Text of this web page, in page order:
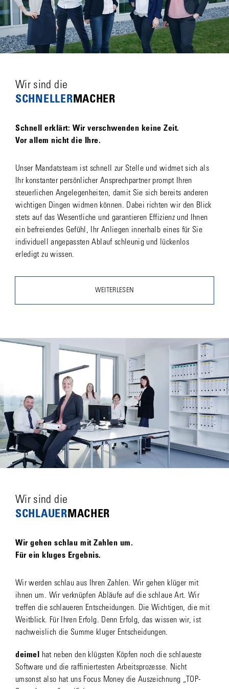
Wir sind die
SCHNELLER­MACHER
Schnell erklärt: Wir verschwenden keine Zeit.
Vor allem nicht die Ihre.
Unser Mandatsteam ist schnell zur Stelle und widmet sich als
Ihr konstanter persönlicher Ansprechpartner prompt Ihren
steuerlichen Angelegenheiten, damit Sie sich bereits anderen
wichtigen Dingen widmen können. Dabei richten wir den Blick
stets auf das Wesentliche und garantieren Effizienz und Ihnen
ein befreiendes Gefühl, Ihr Anliegen innerhalb eines für Sie
individuell angepassten Ablauf schleunig und lückenlos
erledigt zu wissen.
WEITERLESEN
Wir sind die
SCHLAUER­MACHER
Wir gehen schlau mit Zahlen um.
Für ein kluges Ergebnis.
Wir werden schlau aus Ihren Zahlen. Wir gehen klüger mit
ihnen um. Wir verknüpfen Abläufe auf die schlaue Art. Wir
treffen die schlaueren Entscheidungen. Die Wichtigen, die mit
Weitblick. Für Ihren Erfolg. Denn Erfolg, das wissen wir, ist
nachweislich die Summe kluger Entscheidungen.
deimel hat neben den klügsten Köpfen noch die schlaueste
Software und die raffiniertesten Arbeitsprozesse. Nicht
umsonst also hat uns Focus Money die Auszeichnung „TOP-